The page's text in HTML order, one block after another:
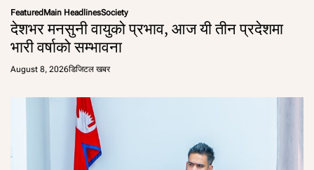
Featured Main HeadlinesSociety
देशभर मनसुनी वायुको प्रभाव, आज यी तीन प्रदेशमा
भारी वर्षाको सम्भावना
August 8, 2026डिजिटल खबर